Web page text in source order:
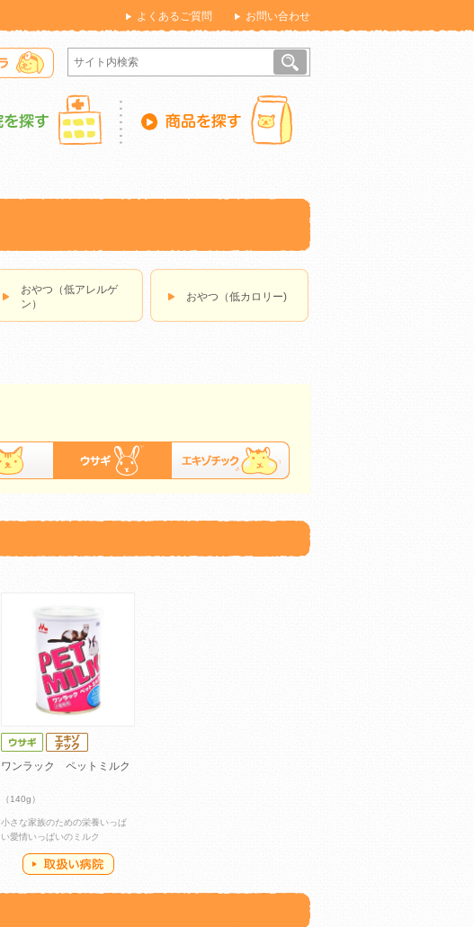
よくあるご質問 お問い合わせ
おやつ（低アレルゲ
ン）
おやつ（低カロリー)
ワンラック ペットミルク
（140g）
小さな家族のための栄養いっぱ
い愛情いっぱいのミルク